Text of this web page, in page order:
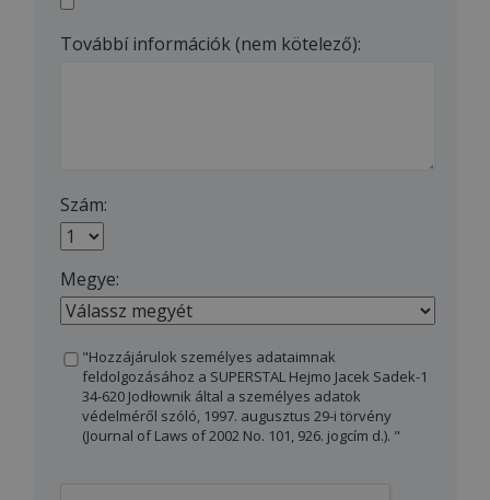
Továbbí információk (nem kötelező):
Szám:
Megye:
"Hozzájárulok személyes adataimnak
feldolgozásához a SUPERSTAL Hejmo Jacek Sadek-1
34-620 Jodłownik által a személyes adatok
védelméről szóló, 1997. augusztus 29-i törvény
(Journal of Laws of 2002 No. 101, 926. jogcím d.). "